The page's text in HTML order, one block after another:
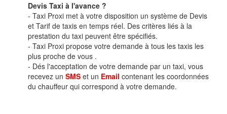
Devis Taxi à l'avance ?
- Taxi Proxi met à votre disposition un système de Devis
et Tarif de taxis en temps réel. Des critères liés à la
prestation du taxi peuvent être spécifiés.
- Taxi Proxi propose votre demande à tous les taxis les
plus proche de vous .
- Dés l'acceptation de votre demande par un taxi, vous
recevez un SMS et un Email contenant les coordonnées
du chauffeur qui correspond à votre demande.